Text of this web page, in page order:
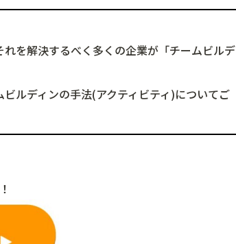
を解決するべく多くの企業が「チームビルデ
ルディンの手法(アクティビティ)についてご